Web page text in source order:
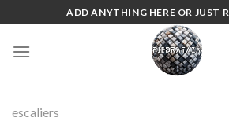
to
content
ADD ANYTHING HERE OR JUST
escaliers